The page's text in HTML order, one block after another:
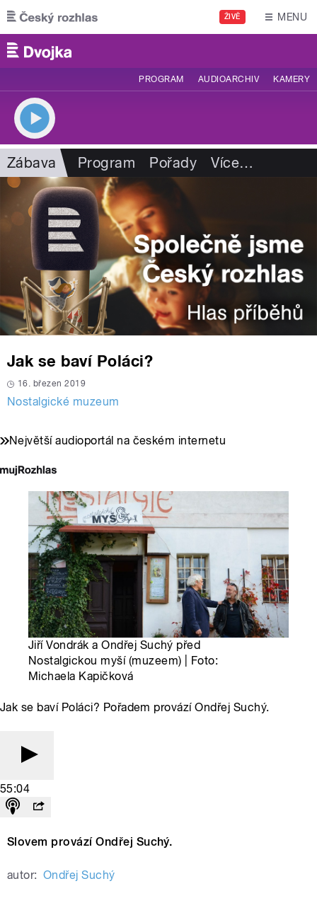
Přejít k hlavnímu obsahu
ŽIVĚ MENU
PROGRAM AUDIOARCHIV KAMERY
Zábava Program Pořady Více…
Jak se baví Poláci?
16. březen 2019
Nostalgické muzeum
Největší audioportál na českém internetu
Jiří Vondrák a Ondřej Suchý před
Nostalgickou myší (muzeem) | Foto:
Michaela Kapičková
Jak se baví Poláci? Pořadem provází Ondřej Suchý.
55:04
Slovem provází Ondřej Suchý.
autor: Ondřej Suchý